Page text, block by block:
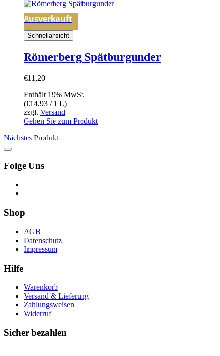
Ausverkauft
Schnellansicht
Römerberg Spätburgunder
€11,20
Enthält 19% MwSt.
(€14,93 / 1 L)
zzgl. Versand
Gehen Sie zum Produkt
Nächstes Produkt
Folge Uns
Shop
AGB
Datenschutz
Impressum
Hilfe
Warenkorb
Versand & Lieferung
Zahlungsweisen
Widerruf
Sicher bezahlen